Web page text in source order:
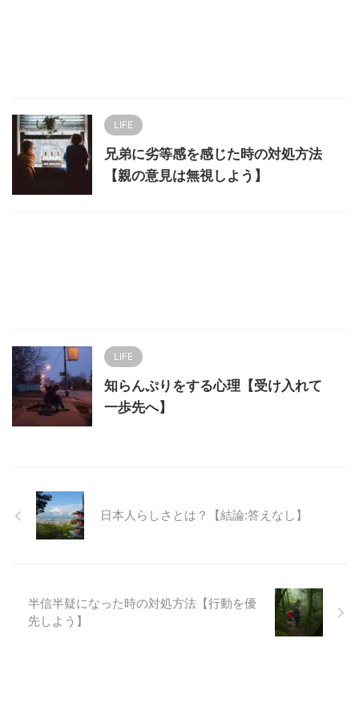
LIFE
兄弟に劣等感を感じた時の対処方法
【親の意見は無視しよう】
LIFE
知らんぷりをする心理【受け入れて
一歩先へ】
日本人らしさとは？【結論:答えなし】
半信半疑になった時の対処方法【行動を優
先しよう】